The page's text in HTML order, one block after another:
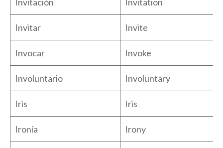
Invitar Invite
Invocar Invoke
Involuntario Involuntary
Iris Iris
Ironía Irony